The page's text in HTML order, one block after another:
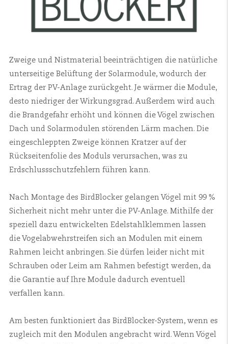
Zweige und Nistmaterial beeinträchtigen die natürliche
unterseitige Belüftung der Solarmodule, wodurch der
Ertrag der PV-Anlage zurückgeht. Je wärmer die Module,
desto niedriger der Wirkungsgrad. Außerdem wird auch
die Brandgefahr erhöht und können die Vögel zwischen
Dach und Solarmodulen störenden Lärm machen. Die
eingeschleppten Zweige können Kratzer auf der
Rückseitenfolie des Moduls verursachen, was zu
Erdschlussschutzfehlern führen kann.
Nach Montage des BirdBlocker gelangen Vögel mit 99 %
Sicherheit nicht mehr unter die PV-Anlage. Mithilfe der
speziell dazu entwickelten Edelstahlklemmen lassen
die Vogelabwehrstreifen sich an Modulen mit einem
Rahmen leicht anbringen. Sie dürfen leider nicht mit
Schrauben oder Leim am Rahmen befestigt werden, da
die Garantie auf Ihre Module dadurch eventuell
verfallen kann.
Am besten funktioniert das BirdBlocker-System, wenn es
zugleich mit den Modulen angebracht wird. Wenn Vögel